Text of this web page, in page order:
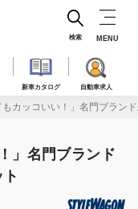
新車カタログ 自動車求人
検索 MENU
もカッコいい！」名門ブラン
」名門ブランド